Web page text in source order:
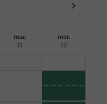
mar.
11
mer.
12